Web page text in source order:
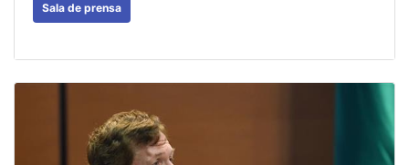
Sala de prensa